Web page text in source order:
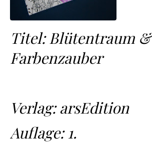
Titel: Blütentraum &
Farbenzauber
Verlag: arsEdition
Auflage: 1.